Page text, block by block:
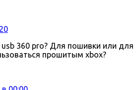
usb 360 pro? Для пошивки или для
прошитым xbox?